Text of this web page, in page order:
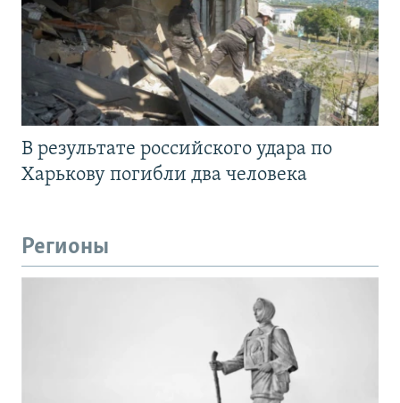
В результате российского удара по
Харькову погибли два человека
Регионы